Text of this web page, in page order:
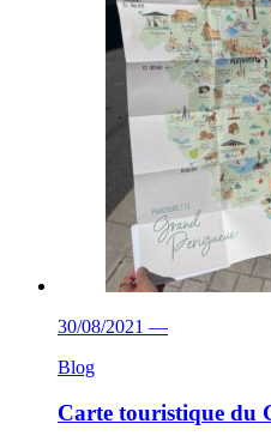
30/08/2021 —
Blog
Carte touristique du